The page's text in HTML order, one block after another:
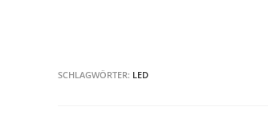
SCHLAGWÖRTER: LED